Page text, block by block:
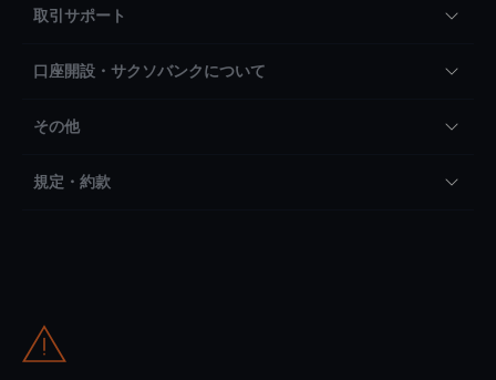
取引サポート
口座開設・サクソバンクについて
その他
規定・約款